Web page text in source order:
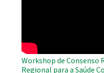
Workshop de Consenso
Regional para a Saúde